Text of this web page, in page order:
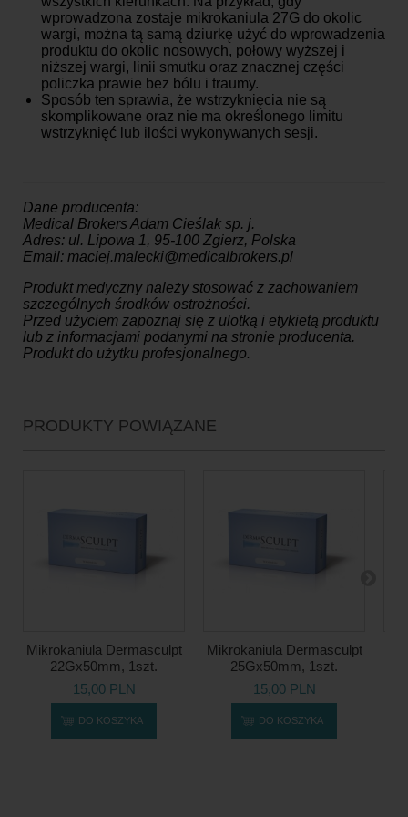
wprowadzona zostaje mikrokaniula 27G do okolic
wargi, można tą samą dziurkę użyć do wprowadzenia
produktu do okolic nosowych, połowy wyższej i
niższej wargi, linii smutku oraz znacznej części
policzka prawie bez bólu i traumy.
Sposób ten sprawia, że wstrzyknięcia nie są
skomplikowane oraz nie ma określonego limitu
wstrzyknięć lub ilości wykonywanych sesji.
Dane producenta:
Medical Brokers Adam Cieślak sp. j.
Adres: ul. Lipowa 1, 95-100 Zgierz, Polska
Email: maciej.malecki@medicalbrokers.pl
Produkt medyczny należy stosować z zachowaniem
szczególnych środków ostrożności.
Przed użyciem zapoznaj się z ulotką i etykietą produktu
lub z informacjami podanymi na stronie producenta.
Produkt do użytku profesjonalnego.
PRODUKTY POWIĄZANE
Mikrokaniula Dermasculpt
22Gx50mm, 1szt.
15,00 PLN
DO KOSZYKA
Mikrokaniula Dermasculpt
25Gx50mm, 1szt.
15,00 PLN
DO KOSZYKA